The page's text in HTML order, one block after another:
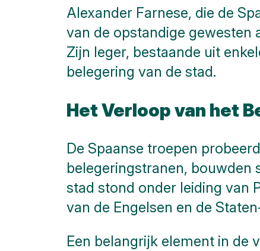
Alexander Farnese, die de
van de opstandige gewesten
Zijn leger, bestaande uit
belegering van de stad.
Het Verloop van het
De Spaanse troepen
belegeringstranen, bouwden
stad stond onder leiding van
van de Engelsen en de
Een belangrijk element in de